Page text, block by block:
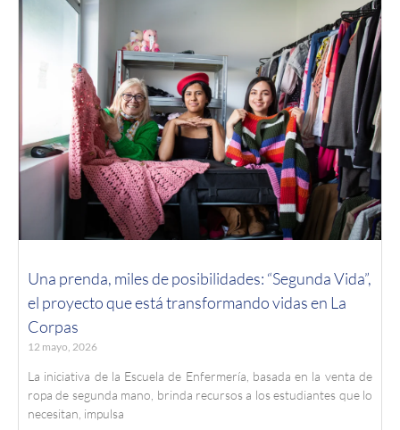
Una prenda, miles de posibilidades: “Segunda Vida”,
el proyecto que está transformando vidas en La
Corpas
12 mayo, 2026
La iniciativa de la Escuela de Enfermería, basada en la venta de
ropa de segunda mano, brinda recursos a los estudiantes que lo
necesitan, impulsa